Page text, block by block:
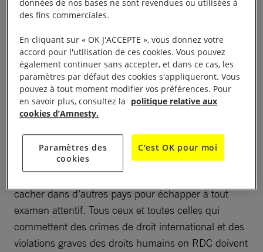
directrice régionale adjointe du bureau régional
l’Afrique australe, Vongai Chikwanda, a déclaré :
« Les victimes de ces crimes attendent depuis plus
de deux décennies que justice soit rendue. Ce
procès historique est l’occasion d’adresser un signal
pénalement responsables d’atrocités de masse
commises en République démocratique du Congo
cacher dans d’autres pays pour échapper à tout
examen attentif. Tous ceux et toutes celles qui
commettent des crimes de droit international et des
violations graves des droits humains en RDC doivent
données de nos bases ne sont revendues ou utilisées à
des fins commerciales.
En cliquant sur « OK J'ACCEPTE », vous donnez votre
accord pour l'utilisation de ces cookies. Vous pouvez
également continuer sans accepter, et dans ce cas, les
paramètres par défaut des cookies s'appliqueront. Vous
pouvez à tout moment modifier vos préférences. Pour
en savoir plus, consultez la politique relative aux
cookies d’Amnesty.
Paramètres des
cookies
C'est OK pour moi